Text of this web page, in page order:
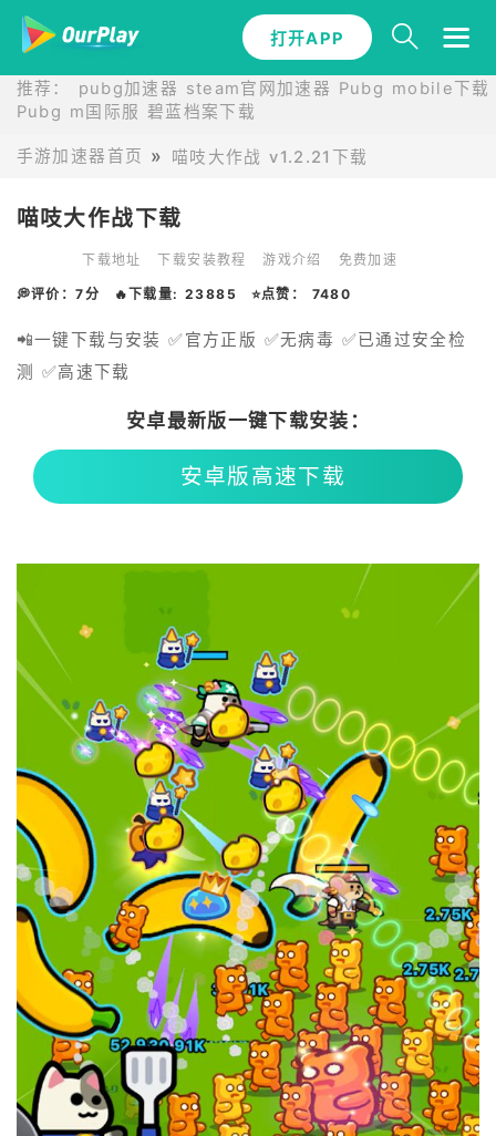
打开APP
推荐： pubg加速器 steam官网加速器 Pubg mobile下载
Pubg m国际服 碧蓝档案下载
手游加速器首页 喵吱大作战 v1.2.21下载
喵吱大作战下载
下载地址 下载安装教程 游戏介绍 免费加速
💭评价：7分 🔥下载量: 23885 ⭐点赞： 7480
📲一键下载与安装 ✅官方正版 ✅无病毒 ✅已通过安全检
测 ✅高速下载
安卓最新版一键下载安装：
安卓版高速下载